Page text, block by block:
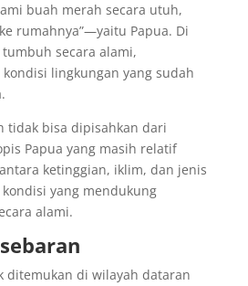
buah merah secara utuh,
rumahnya”—yaitu Papua. Di
secara alami,
lingkungan yang sudah
tidak bisa dipisahkan dari
Papua yang masih relatif
ketinggian, iklim, dan jenis
yang mendukung
alami.
ditemukan di wilayah dataran